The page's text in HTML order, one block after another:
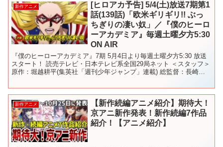
新作アニメ
[ヒロアカ予告] 5/4(土)放送7期第1
話(139話)「欧米ギリギリ!! ぶっ
ちぎりの凄い奴」／『僕のヒーロ
ーアカデミア』毎週土曜夕方5:30
ON AIR
『僕のヒーローアカデミア』7期 5月4日より毎週土曜夕方5:30 放送
スタート！ 読売テレビ・日本テレビ系全国29局ネット ＜スタッフ＞
原作：堀越耕平(集英社「週刊少年ジャンプ」連載) 総監督：長崎健
新作アニメ
【新作続編アニメ紹介】期待大！
京アニ新作発表！新作続編7作品
紹介！【アニメ紹介】